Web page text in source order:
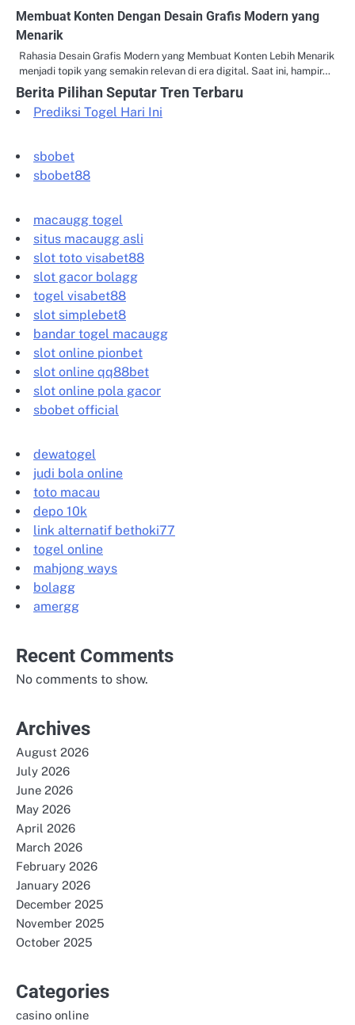
Membuat Konten Dengan Desain Grafis Modern yang
Menarik
Rahasia Desain Grafis Modern yang Membuat Konten Lebih Menarik
menjadi topik yang semakin relevan di era digital. Saat ini, hampir…
Berita Pilihan Seputar Tren Terbaru
Prediksi Togel Hari Ini
sbobet
sbobet88
macaugg togel
situs macaugg asli
slot toto visabet88
slot gacor bolagg
togel visabet88
slot simplebet8
bandar togel macaugg
slot online pionbet
slot online qq88bet
slot online pola gacor
sbobet official
dewatogel
judi bola online
toto macau
depo 10k
link alternatif bethoki77
togel online
mahjong ways
bolagg
amergg
Recent Comments
No comments to show.
Archives
August 2026
July 2026
June 2026
May 2026
April 2026
March 2026
February 2026
January 2026
December 2025
November 2025
October 2025
Categories
casino online